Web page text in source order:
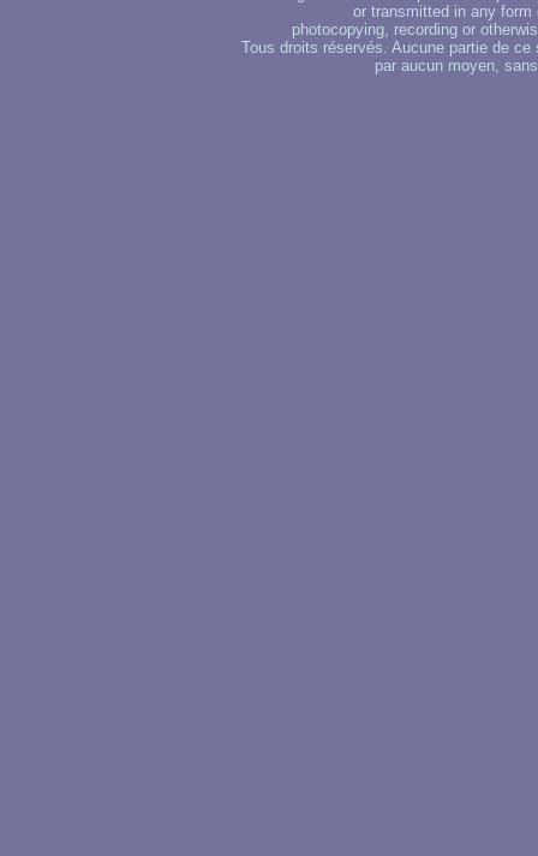
or transmitted in any
photocopying, recording or
Tous droits réservés. Aucune partie de
par aucun moyen,